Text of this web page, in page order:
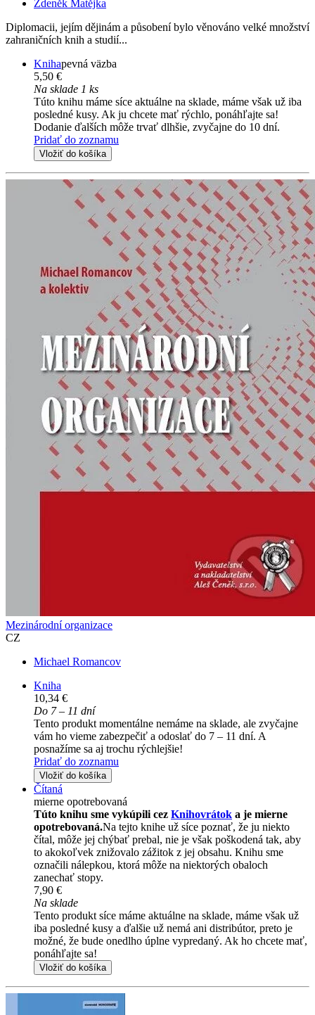
Zdeněk Matějka
Diplomacii, jejím dějinám a působení bylo věnováno velké množství
zahraničních knih a studií...
Knihapevná väzba
5,50 €
Na sklade 1 ks
Túto knihu máme síce aktuálne na sklade, máme však už iba
posledné kusy. Ak ju chcete mať rýchlo, ponáhľajte sa!
Dodanie ďalších môže trvať dlhšie, zvyčajne do 10 dní.
Pridať do zoznamu
Vložiť do košíka
Mezinárodní organizace
CZ
Michael Romancov
Kniha
10,34 €
Do 7 – 11 dní
Tento produkt momentálne nemáme na sklade, ale zvyčajne
vám ho vieme zabezpečiť a odoslať do 7 – 11 dní. A
posnažíme sa aj trochu rýchlejšie!
Pridať do zoznamu
Vložiť do košíka
Čítaná
mierne opotrebovaná
Túto knihu sme vykúpili cez Knihovrátok a je mierne
opotrebovaná.Na tejto knihe už síce poznať, že ju niekto
čítal, môže jej chýbať prebal, nie je však poškodená tak, aby
to akokoľvek znižovalo zážitok z jej obsahu. Knihu sme
označili nálepkou, ktorá môže na niektorých obaloch
zanechať stopy.
7,90 €
Na sklade
Tento produkt síce máme aktuálne na sklade, máme však už
iba posledné kusy a ďalšie už nemá ani distribútor, preto je
možné, že bude onedlho úplne vypredaný. Ak ho chcete mať,
ponáhľajte sa!
Vložiť do košíka